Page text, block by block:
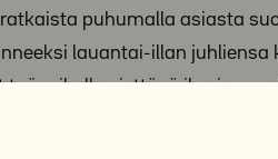
puhumalla asiasta
lauantai-illan juhliensa
viettävä ihminen